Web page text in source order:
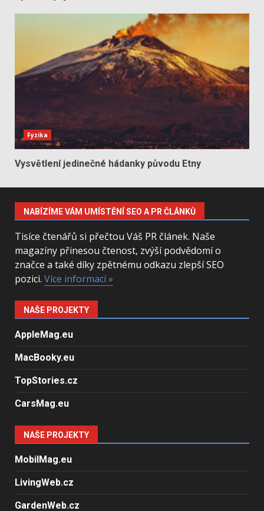
Fyzika
Vysvětlení jedinečné hádanky původu Etny
NABÍZÍME VÁM UMÍSTĚNÍ SEO A PR ČLÁNKŮ
Tisíce čtenářů si přečtou Váš PR článek. Naše
magazíny přinesou čtenost, zvýší podvědomí o
značce a také díky zpětnému odkazu zlepší SEO
pozici. Více informací »
NAŠE PROJEKTY
AppleMag.eu
MacBooky.eu
TopStories.cz
CarsMag.eu
NAŠE PROJEKTY
MobilMag.eu
LivingWeb.cz
GardenWeb.cz